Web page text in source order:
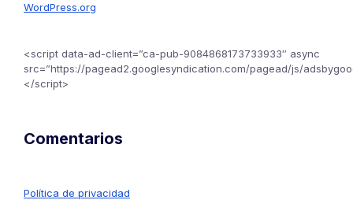
WordPress.org
<script data-ad-client=”ca-pub-9084868173733933″ async
src=”https://pagead2.googlesyndication.com/pagead/js/
</script>
Comentarios
Política de privacidad